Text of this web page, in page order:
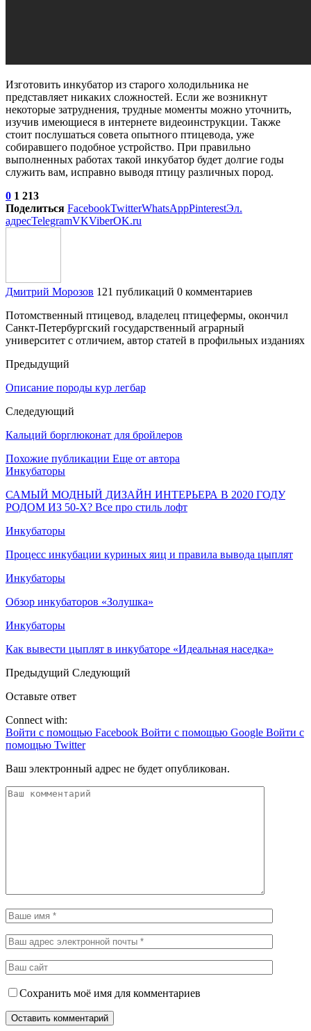
Изготовить инкубатор из старого холодильника не
представляет никаких сложностей. Если же возникнут
некоторые затруднения, трудные моменты можно уточнить,
изучив имеющиеся в интернете видеоинструкции. Также
стоит послушаться совета опытного птицевода, уже
собиравшего подобное устройство. При правильно
выполненных работах такой инкубатор будет долгие годы
служить вам, исправно выводя птицу различных пород.
0 1 213
Поделиться FacebookTwitterWhatsAppPinterestЭл.
адресTelegramVKViberOK.ru
Дмитрий Морозов 121 публикаций 0 комментариев
Потомственный птицевод, владелец птицефермы, окончил
Санкт-Петербургский государственный аграрный
университет с отличием, автор статей в профильных изданиях
Предыдущий
Описание породы кур легбар
Следедующий
Кальций борглюконат для бройлеров
Похожие публикации Еще от автора
Инкубаторы
САМЫЙ МОДНЫЙ ДИЗАЙН ИНТЕРЬЕРА В 2020 ГОДУ
РОДОМ ИЗ 50-Х? Все про стиль лофт
Инкубаторы
Процесс инкубации куриных яиц и правила вывода цыплят
Инкубаторы
Обзор инкубаторов «Золушка»
Инкубаторы
Как вывести цыплят в инкубаторе «Идеальная наседка»
Предыдущий Следующий
Оставьте ответ
Connect with:
Войти с помощью Facebook Войти с помощью Google Войти с
помощью Twitter
Ваш электронный адрес не будет опубликован.
Сохранить моё имя для комментариев